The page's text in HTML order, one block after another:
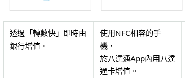
透過「轉數快」即時由
銀行增值。
使用NFC相容的手
機，
於八達通App內用八達
通卡增值。